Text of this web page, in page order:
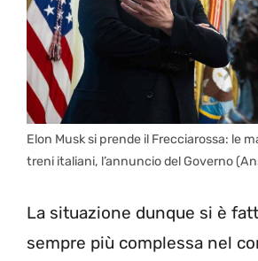
Elon Musk si prende il Frecciarossa: le
treni italiani, l’annuncio del Governo
La situazione dunque si è
sempre più complessa nel